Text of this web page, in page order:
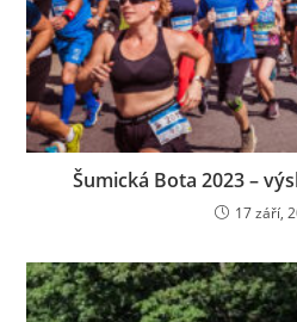
Šumická Bota 2023 –
17 září,